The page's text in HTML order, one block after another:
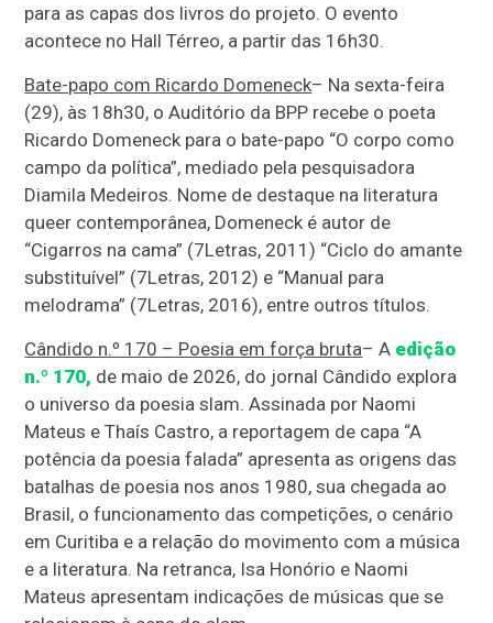
para as capas dos livros do projeto. O evento
acontece no Hall Térreo, a partir das 16h30.
Bate-papo com Ricardo Domeneck– Na sexta-feira
(29), às 18h30, o Auditório da BPP recebe o poeta
Ricardo Domeneck para o bate-papo “O corpo como
campo da política”, mediado pela pesquisadora
Diamila Medeiros. Nome de destaque na literatura
queer contemporânea, Domeneck é autor de
“Cigarros na cama” (7Letras, 2011) “Ciclo do amante
substituível” (7Letras, 2012) e “Manual para
melodrama” (7Letras, 2016), entre outros títulos.
Cândido n.º 170 – Poesia em força bruta– A edição
n.º 170, de maio de 2026, do jornal Cândido explora
o universo da poesia slam. Assinada por Naomi
Mateus e Thaís Castro, a reportagem de capa “A
potência da poesia falada” apresenta as origens das
batalhas de poesia nos anos 1980, sua chegada ao
Brasil, o funcionamento das competições, o cenário
em Curitiba e a relação do movimento com a música
e a literatura. Na retranca, Isa Honório e Naomi
Mateus apresentam indicações de músicas que se